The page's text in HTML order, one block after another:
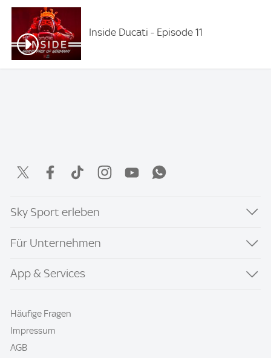
Inside Ducati - Episode 11
Sky Sport erleben
Für Unternehmen
App & Services
Häufige Fragen
Impressum
AGB